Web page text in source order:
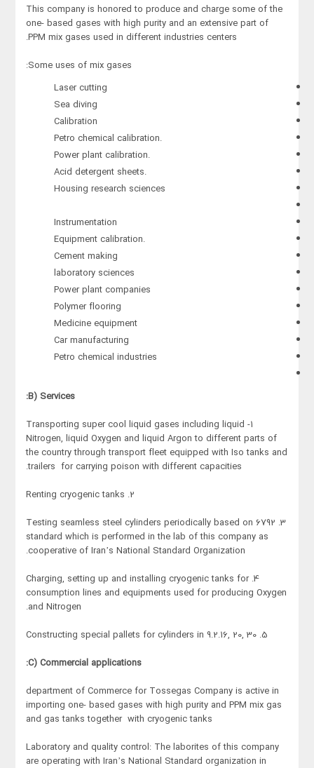
This company is honored to produce and charge some of the
one- based gases with high purity and an extensive part of
PPM mix gases used in different industries centers.
Some uses of mix gases:
Laser cutting
Sea diving
Calibration
Petro chemical calibration.
Power plant calibration.
Acid detergent sheets.
Housing research sciences
Instrumentation
Equipment calibration.
Cement making
laboratory sciences
Power plant companies
Polymer flooring
Medicine equipment
Car manufacturing
Petro chemical industries
B) Services:
1- Transporting super cool liquid gases including liquid
Nitrogen, liquid Oxygen and liquid Argon to different parts of
the country through transport fleet equipped with Iso tanks and
trailers for carrying poison with different capacities.
2. Renting cryogenic tanks
3. Testing seamless steel cylinders periodically based on 6792
standard which is performed in the lab of this company as
cooperative of Iran’s National Standard Organization.
4. Charging, setting up and installing cryogenic tanks for
consumption lines and equipments used for producing Oxygen
and Nitrogen.
5. Constructing special pallets for cylinders in 9.2.16, 20, 30
C) Commercial applications:
department of Commerce for Tossegas Company is active in
importing one- based gases with high purity and PPM mix gas
and gas tanks together with cryogenic tanks
Laboratory and quality control: The laborites of this company
are operating with Iran’s National Standard organization in